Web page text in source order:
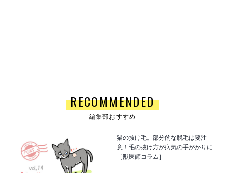
RECOMMENDED
編集部おすすめ
猫の抜け毛。部分的な脱毛は要注
意！毛の抜け方が病気の手がかりに
［獣医師コラム］